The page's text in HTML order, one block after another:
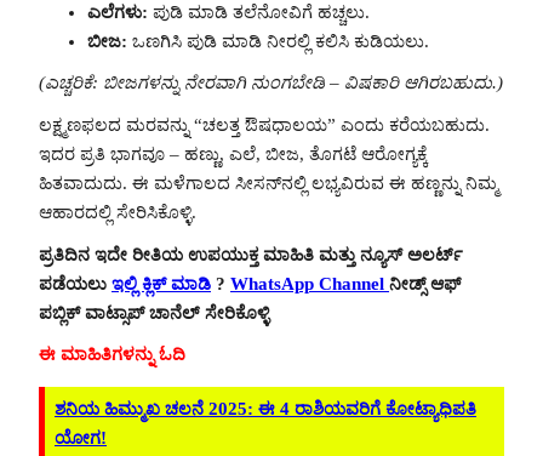
ಎಲೆಗಳು: ಪುಡಿ ಮಾಡಿ ತಲೆನೋವಿಗೆ ಹಚ್ಚಲು.
ಬೀಜ: ಒಣಗಿಸಿ ಪುಡಿ ಮಾಡಿ ನೀರಲ್ಲಿ ಕಲಿಸಿ ಕುಡಿಯಲು.
(ಎಚ್ಚರಿಕೆ: ಬೀಜಗಳನ್ನು ನೇರವಾಗಿ ನುಂಗಬೇಡಿ – ವಿಷಕಾರಿ ಆಗಿರಬಹುದು.)
ಲಕ್ಷ್ಮಣಫಲದ ಮರವನ್ನು “ಚಲತ್ತ ಔಷಧಾಲಯ” ಎಂದು ಕರೆಯಬಹುದು.
ಇದರ ಪ್ರತಿ ಭಾಗವೂ – ಹಣ್ಣು, ಎಲೆ, ಬೀಜ, ತೊಗಟೆ ಆರೋಗ್ಯಕ್ಕೆ
ಹಿತವಾದುದು. ಈ ಮಳೆಗಾಲದ ಸೀಸನ್‌ನಲ್ಲಿ ಲಭ್ಯವಿರುವ ಈ ಹಣ್ಣನ್ನು ನಿಮ್ಮ
ಆಹಾರದಲ್ಲಿ ಸೇರಿಸಿಕೊಳ್ಳಿ.
ಪ್ರತಿದಿನ ಇದೇ ರೀತಿಯ ಉಪಯುಕ್ತ ಮಾಹಿತಿ ಮತ್ತು ನ್ಯೂಸ್ ಅಲರ್ಟ್
ಪಡೆಯಲು ಇಲ್ಲಿ ಕ್ಲಿಕ್ ಮಾಡಿ ? WhatsApp Channel ನೀಡ್ಸ್ ಆಫ್
ಪಬ್ಲಿಕ್ ವಾಟ್ಸಾಪ್ ಚಾನೆಲ್ ಸೇರಿಕೊಳ್ಳಿ
ಈ ಮಾಹಿತಿಗಳನ್ನು ಓದಿ
ಶನಿಯ ಹಿಮ್ಮುಖ ಚಲನೆ 2025: ಈ 4 ರಾಶಿಯವರಿಗೆ ಕೋಟ್ಯಾಧಿಪತಿ
ಯೋಗ!